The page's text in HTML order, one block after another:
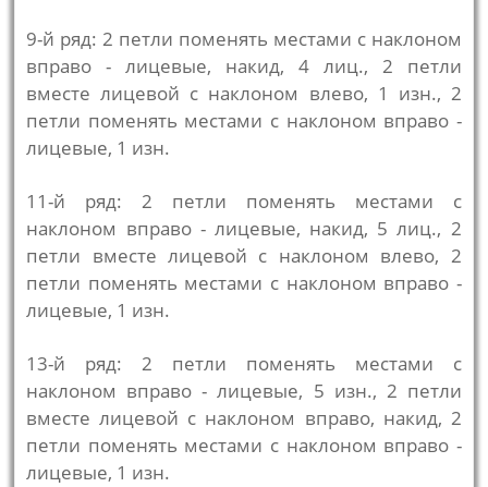
9-й ряд: 2 петли поменять местами с наклоном
вправо - лицевые, накид, 4 лиц., 2 петли
вместе лицевой с наклоном влево, 1 изн., 2
петли поменять местами с наклоном вправо -
лицевые, 1 изн.
11-й ряд: 2 петли поменять местами с
наклоном вправо - лицевые, накид, 5 лиц., 2
петли вместе лицевой с наклоном влево, 2
петли поменять местами с наклоном вправо -
лицевые, 1 изн.
13-й ряд: 2 петли поменять местами с
наклоном вправо - лицевые, 5 изн., 2 петли
вместе лицевой с наклоном вправо, накид, 2
петли поменять местами с наклоном вправо -
лицевые, 1 изн.